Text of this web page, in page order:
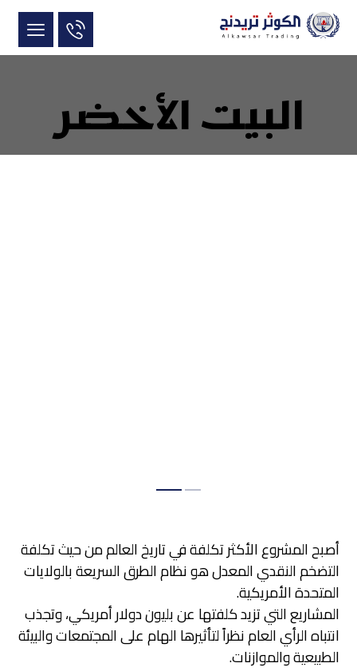
البيت الأخضر
أصبح المشروع الأكثر تكلفة في تاريخ العالم من حيث تكلفة
التضخم النقدي المعدل هو نظام الطرق السريعة بالولايات
المتحدة الأمريكية.
المشاريع التي تزيد كلفتها عن بليون دولار أمريكي، وتجذب
انتباه الرأي العام نظراً لتأثيرها الهام على المجتمعات والبيئة
الطبيعية والموازنات.